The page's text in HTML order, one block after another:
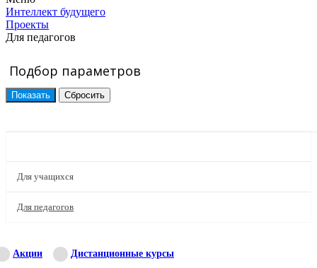
Интеллект будущего
Проекты
Для педагогов
Подбор параметров
Для учащихся
Для педагогов
Акции Дистанционные курсы